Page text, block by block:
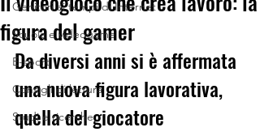
Genitori ai tempi di Internet
Scuola e videogame
E-sport
Consigli di lettura
Studi e ricerche
figura del gamer
Da diversi anni si è affermata
una nuova figura lavorativa,
quella del giocatore